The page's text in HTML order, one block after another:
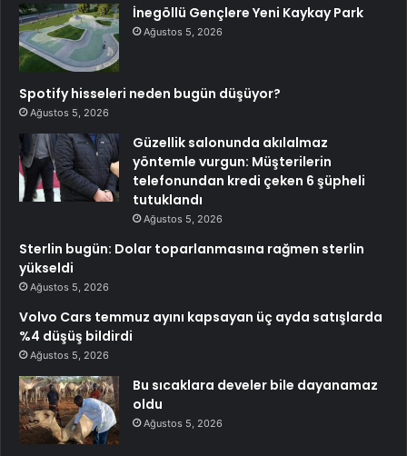
İnegöllü Gençlere Yeni Kaykay Park
Ağustos 5, 2026
Spotify hisseleri neden bugün düşüyor?
Ağustos 5, 2026
Güzellik salonunda akılalmaz
yöntemle vurgun: Müşterilerin
telefonundan kredi çeken 6 şüpheli
tutuklandı
Ağustos 5, 2026
Sterlin bugün: Dolar toparlanmasına rağmen sterlin
yükseldi
Ağustos 5, 2026
Volvo Cars temmuz ayını kapsayan üç ayda satışlarda
%4 düşüş bildirdi
Ağustos 5, 2026
Bu sıcaklara develer bile dayanamaz
oldu
Ağustos 5, 2026